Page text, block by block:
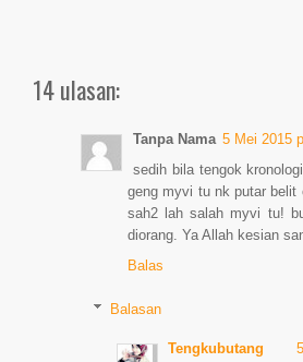
14 ulasan:
Tanpa Nama 5 Mei 2015
sedih bila tengok
geng myvi tu nk putar belit
sah2 lah salah myvi tu!
diorang. Ya Allah kesian
Balas
Balasan
Tengkubutang